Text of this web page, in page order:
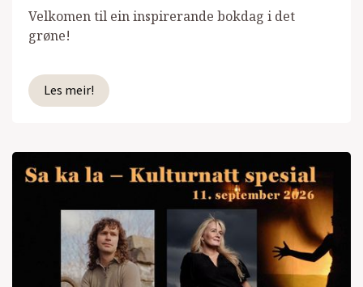
Velkomen til ein inspirerande bokdag i det
grøne!
Les meir!